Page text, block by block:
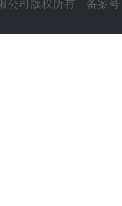
公司版权所有 备案